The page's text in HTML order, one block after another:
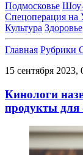
Подмосковье Шоу-
Спецоперация на
Культура Здоровье
Главная Рубрики
15 сентября 2023,
Кинологи
продукты для